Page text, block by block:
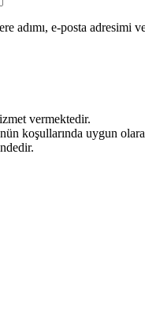
adımı, e-posta adresimi
vermektedir.
koşullarında uygun